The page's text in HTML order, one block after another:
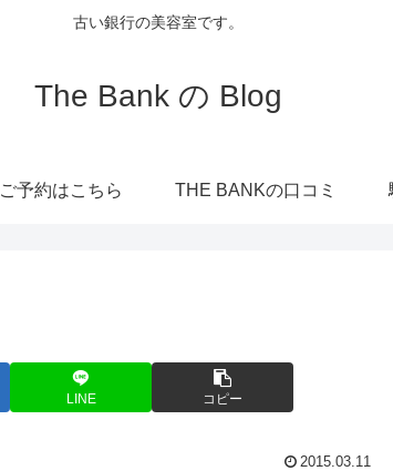
古い銀行の美容室です。
The Bank の Blog
ご予約はこちら THE BANKの口コミ
LINE コピー
2015.03.11